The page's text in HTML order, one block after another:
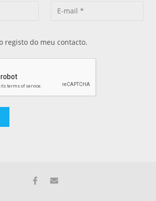
registo do meu contacto.